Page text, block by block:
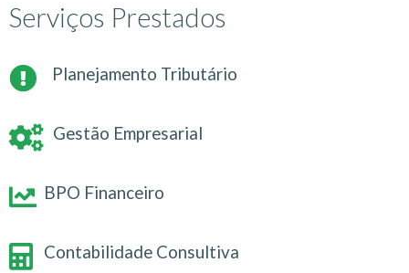
Serviços Prestados
Planejamento Tributário
Gestão Empresarial
BPO Financeiro
Contabilidade Consultiva